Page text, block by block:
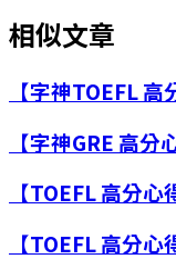
相似文章
【字神TOEFL 高
【字神GRE 高分
【TOEFL 高分心
【TOEFL 高分心